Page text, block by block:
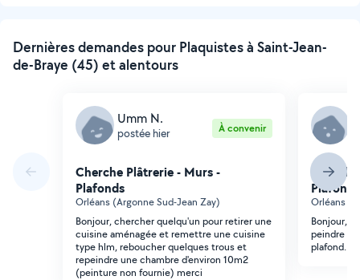
Dernières demandes pour Plaquistes à Saint-Jean-
de-Braye (45) et alentours
Umm N.
postée hier À convenir
Cherche Plâtrerie - Murs -
Plafonds
Orléans (Argonne Sud-Jean Zay)
Bonjour, chercher quelqu'un pour retirer une
cuisine aménagée et remettre une cuisine
type hlm, reboucher quelques trous et
repeindre une chambre d'environ 10m2
(peinture non fournie) merci
Plafonds
Orléans
Bonjour,
peindre
plafond.